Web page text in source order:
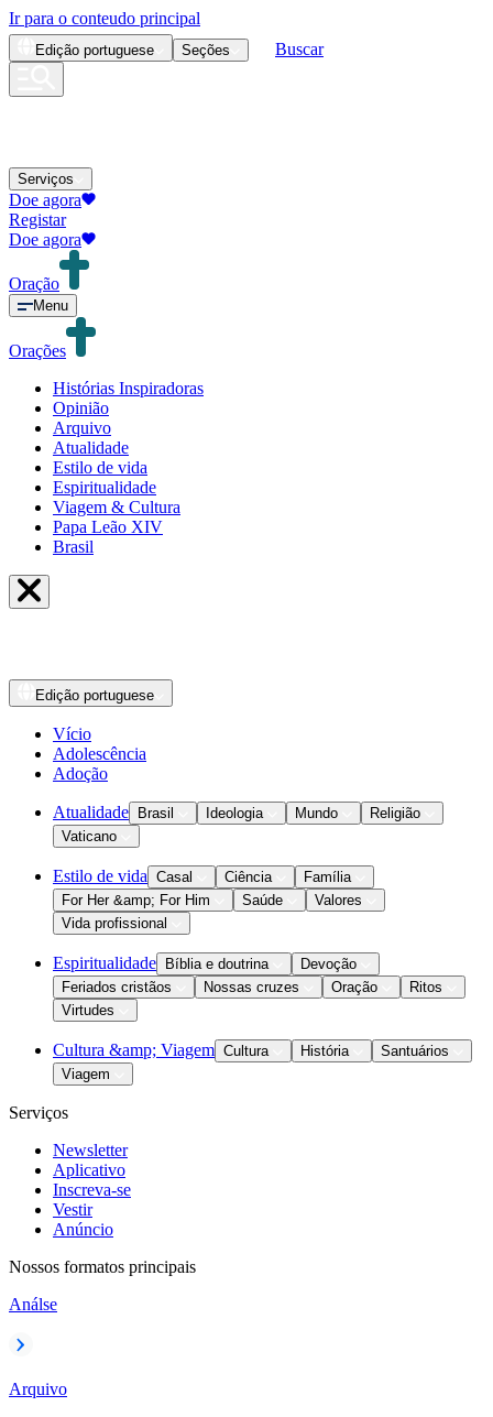
Ir para o conteudo principal
Edição portuguese Seções Buscar
Serviços
Doe agora
Registar
Doe agora
Oração
Menu
Orações
Histórias Inspiradoras
Opinião
Arquivo
Atualidade
Estilo de vida
Espiritualidade
Viagem & Cultura
Papa Leão XIV
Brasil
Edição portuguese
Vício
Adolescência
Adoção
Atualidade Brasil Ideologia Mundo
Religião
Vaticano
Estilo de vida Casal Ciência
Família
For Her &amp; For Him
Saúde
Valores
Vida profissional
Espiritualidade Bíblia e doutrina
Devoção
Feriados cristãos
Nossas cruzes Oração
Ritos
Virtudes
Cultura &amp; Viagem Cultura História
Santuários
Viagem
Serviços
Newsletter
Aplicativo
Inscreva-se
Vestir
Anúncio
Nossos formatos principais
Análse
Arquivo